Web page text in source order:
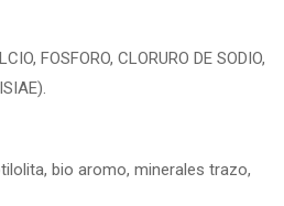
FOSFORO, CLORURO DE SODIO,
bio aromo, minerales trazo,